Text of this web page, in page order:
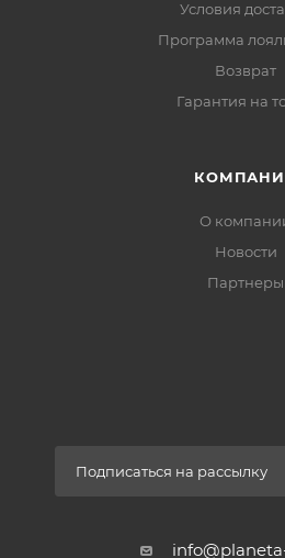
Условия
Программа
Возврат
Гарантия на
О
Новости
Партнеры
Подписаться на рассылку